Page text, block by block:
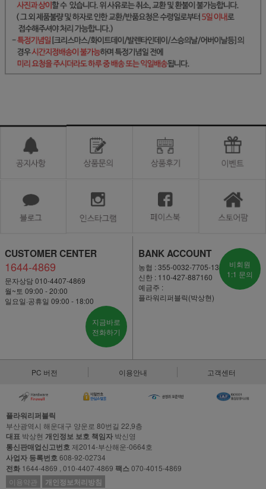
CUSTOMER CENTER
1644-4869
문자상담 010-4407-4869
월~토 09:00 - 20:00
일요일·공휴일 09:00 - 18:00
지금바로
전화하기
BANK ACCOUNT
농협 : 355-0032-7705-13
신한 : 110-427-887160
예금주 :
플라워리퍼블릭(박상현)
비회원
1:1 문의
PC 버전 이용안내 고객센터
플라워리퍼블릭
부산광역시 해운대구 양운로 80번길 22,9층
대표 박상현 개인정보 보호 책임자 박신영
통신판매업신고번호제2014-부산해운-0664호
사업자 등록번호608-92-02734
전화 1644-4869 , 010-4407-4869 팩스070-4015-4869
이용약관
개인정보처리방침